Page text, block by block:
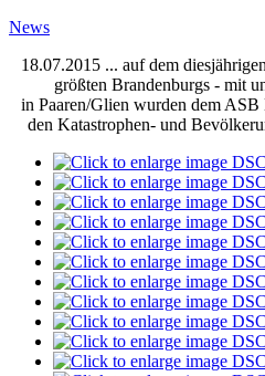
News
18.07.2015 ... auf dem
größten Brandenburgs - mit
in Paaren/Glien wurden dem
den Katastrophen- und